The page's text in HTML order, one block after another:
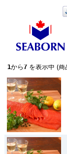
1から7 を表示中 (